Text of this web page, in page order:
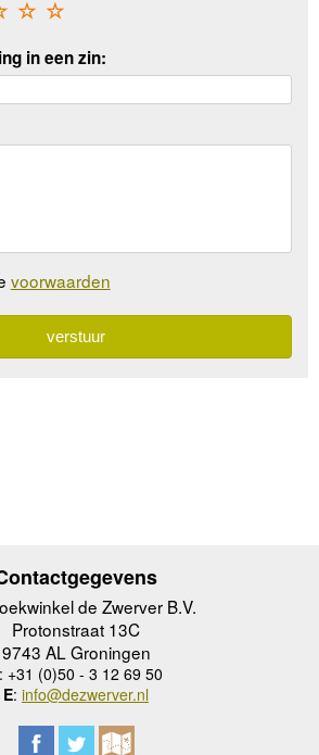
☆
☆
in een zin:
voorwaarden
de Zwerver B.V.
Protonstraat 13C
9743 AL Groningen
: +31 (0)50 - 3 12 69 50
E: info@dezwerver.nl